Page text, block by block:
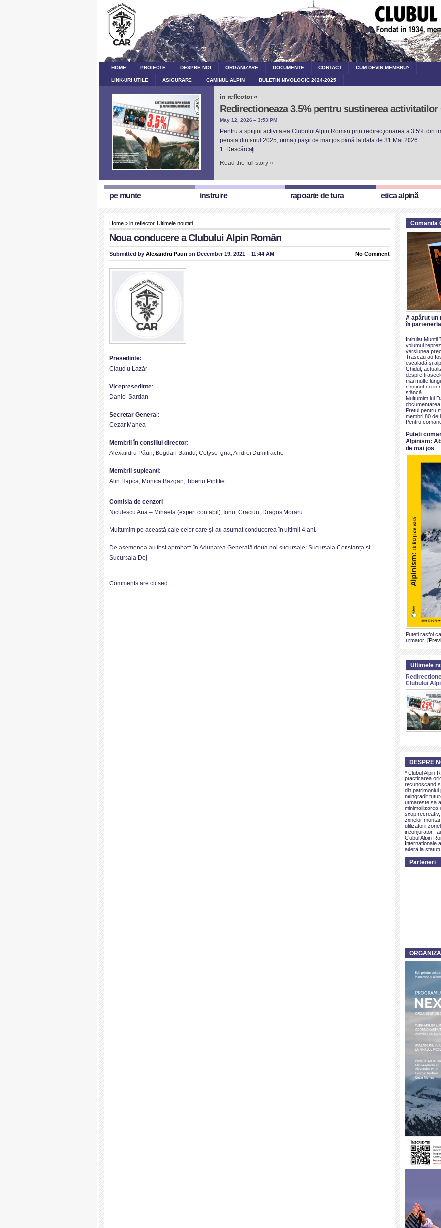
HOME PROIECTE DESPRE NOI ORGANIZARE DOCUMENTE CONTACT CUM DEVIN MEMBRU?
LINK-URI UTILE ASIGURARE CAMINUL ALPIN BULETIN NIVOLOGIC 2024-2025
in reflector »
Redirectioneaza 3.5% pentru sustinerea
May 12, 2026 – 3:53 PM
Pentru a sprijini activitatea Clubului Alpin Roman prin redirecţionarea a 3.5% din
pensia din anul 2025, urmați paşii de mai jos până la data de 31 Mai 2026.
1. Descărcaţi …
Read the full story »
pe munte instruire rapoarte de tura etica alpină
Home » in reflector, Ultimele noutati
Noua conducere a Clubului Alpin Român
Submitted by Alexandru Paun on December 19, 2021 – 11:44 AM No Comment
Presedinte:
Claudiu Lazăr
Vicepresedinte:
Daniel Sardan
Secretar General:
Cezar Manea
Membrii în consiliul director:
Alexandru Păun, Bogdan Sandu, Cotyso Igna, Andrei Dumitrache
Membrii supleanti:
Alin Hapca, Monica Bazgan, Tiberiu Pintilie
Comisia de cenzori
Niculescu Ana – Mihaela (expert contabil), Ionut Craciun, Dragos Moraru
Multumim pe această cale celor care și-au asumat conducerea în ultimii 4 ani.
De asemenea au fost aprobate în Adunarea Generală doua noi sucursale: Sucursala Constanța și
Sucursala Dej
Comments are closed.
Comanda
A apărut un
în
Intitulat Munții
volumul
versiunea
Trascău au
escaladă și
Ghidul,
despre
mai multe
conținut cu
stâncă.
Mulțumim lui
Pretul pentru
membri 80 de
Pentru
Puteti
Alpinism:
de mai jos
Puteti rasfoi
urmator:
Ultimele
Clubului
DESPRE
* Clubul Alpin
practicarea
recunoscand
din patrimoniul
neingradit
urmareste sa
minimaliizarea
scop
zonelor
utilizatorii
inconjurator,
Clubul Alpin
Internationale
adera la
Parteneri